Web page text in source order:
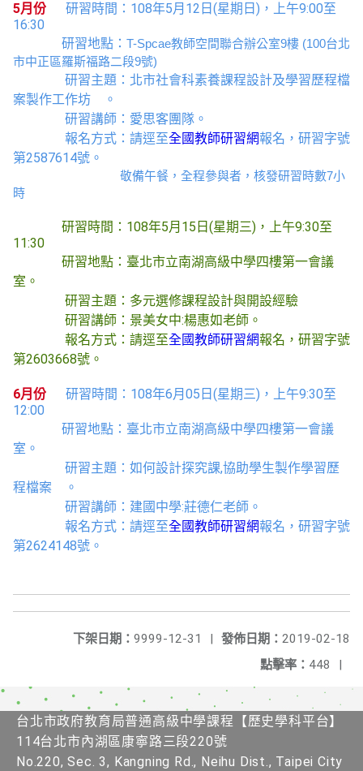
5月份 研習時間 ：108年5月12日(星期日)，上午9:00至
16:30
研習地點： T-Spcae教師空間聯合辦公室9樓 (100台北
市中正區羅斯福路二段9號)
研習主題：北市社會科素養課程設計及學習歷程檔
案製作工作坊
。
研習講師： 愛思客團隊 。
報名方式：請逕至全國教師研習網報名，研習字號
第2587614號。
敬備午餐，全程參與者，核發研習時數7小
時
研習時間 ：108年5月15日(星期三)，上午9:30至
11:30
研習地點：臺北市立南湖高級中學四樓第一會議
室。
研習主題： 多元選修課程設計與開設經驗
研習講師： 景美女中:楊惠如老師 。
報名方式：請逕至全國教師研習網報名，研習字號
第2603668號。
6月份 研習時間 ：108年6月05日(星期三)，上午9:30至
12:00
研習地點：臺北市立南湖高級中學四樓第一會議
室。
研習主題： 如何設計探究課,協助學生製作學習歷
程檔案
。
研習講師： 建國中學:莊德仁老師 。
報名方式：請逕至全國教師研習網報名，研習字號
第2624148號。
發佈日期： 2019-02-18
下架日期： 9999-12-31
|
點擊率： 448 |
台北市政府教育局普通高級中學課程【歷史學科平台】
114台北市內湖區康寧路三段220號
No.220, Sec. 3, Kangning Rd., Neihu Dist., Taipei City